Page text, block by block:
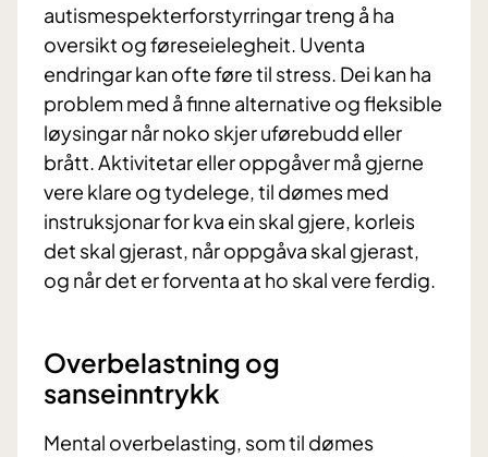
autismespekterforstyrringar treng å ha
oversikt og føreseielegheit. Uventa
endringar kan ofte føre til stress. Dei kan ha
problem med å finne alternative og fleksible
løysingar når noko skjer uførebudd eller
brått. Aktivitetar eller oppgåver må gjerne
vere klare og tydelege, til dømes med
instruksjonar for kva ein skal gjere, korleis
det skal gjerast, når oppgåva skal gjerast,
og når det er forventa at ho skal vere ferdig.
Overbelastning og
sanseinntrykk
Mental overbelasting, som til dømes